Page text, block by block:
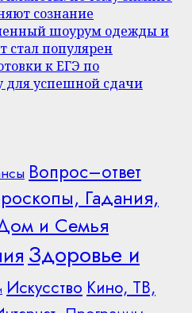
сознание
шоурум одежды и
стал популярен
к ЕГЭ по
для успешной сдачи
Вопрос–ответ
Гадания,
и Семья
Здоровье и
Искусство Кино, ТВ,